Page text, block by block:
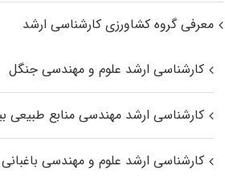
معرفی گروه کشاورزی کارشناسی ارشد
کارشناسی ارشد علوم و مهندسی جنگل
کارشناسی ارشد مهندسی منابع طبیعی
کارشناسی ارشد علوم و مهندسی باغبانی